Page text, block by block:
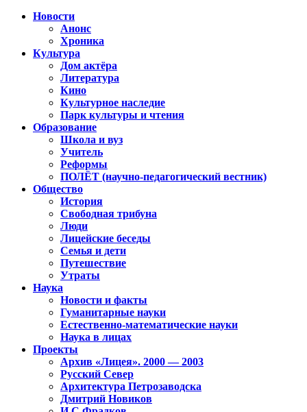
Новости
Анонс
Хроника
Культура
Дом актёра
Литература
Кино
Культурное наследие
Парк культуры и чтения
Образование
Школа и вуз
Учитель
Реформы
ПОЛЁТ (научно-педагогический вестник)
Общество
История
Свободная трибуна
Люди
Лицейские беседы
Семья и дети
Путешествие
Утраты
Наука
Новости и факты
Гуманитарные науки
Естественно-математические науки
Наука в лицах
Проекты
Архив «Лицея». 2000 — 2003
Русский Север
Архитектура Петрозаводска
Дмитрий Новиков